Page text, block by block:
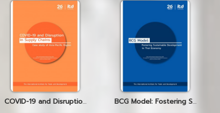
COVID-19 and Disruption in Supply Chains: Case study of Asia-Pacific Region BCG Model: Fostering Sustainable Development in Thai Economy